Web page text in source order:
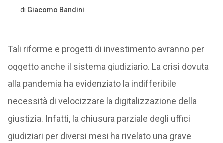
Tali riforme e progetti di investimento avranno per
oggetto anche il sistema giudiziario. La crisi dovuta
alla pandemia ha evidenziato la indifferibile
necessità di velocizzare la digitalizzazione della
giustizia. Infatti, la chiusura parziale degli uffici
giudiziari per diversi mesi ha rivelato una grave